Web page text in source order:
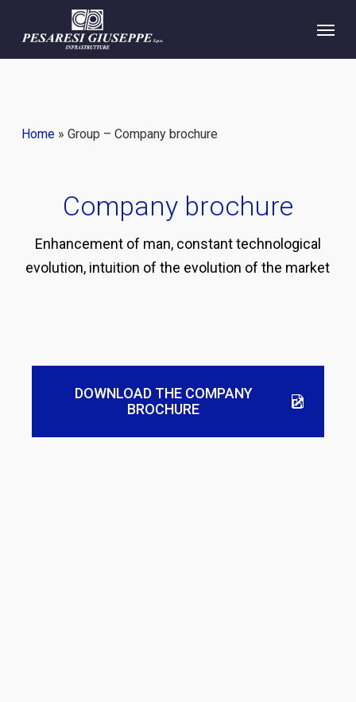
main
Home» Group – Company brochure
Company brochure
Enhancement of man, constant technological
evolution, intuition of the evolution of the market
DOWNLOAD THE COMPANY
BROCHURE